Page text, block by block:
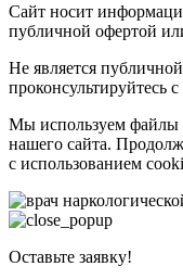
Сайт носит
публичной офертой
Не является
проконсультируйтесь
Мы используем файлы
нашего сайта.
с использованием
Оставьте заявку!